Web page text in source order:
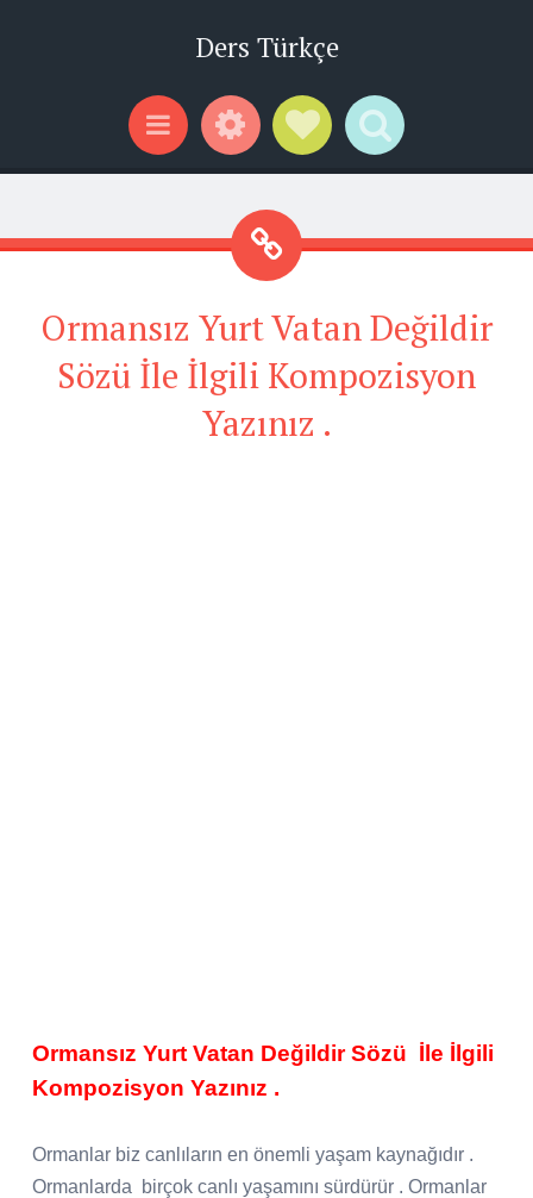
Ders Türkçe
Menu WidgetsSocial Links
Search
Ormansız Yurt Vatan Değildir
Sözü İle İlgili Kompozisyon
Yazınız .
Ormansız Yurt Vatan Değildir Sözü İle İlgili
Kompozisyon Yazınız .
Ormanlar biz canlıların en önemli yaşam kaynağıdır .
Ormanlarda
birçok canlı yaşamını sürdürür . Ormanlar